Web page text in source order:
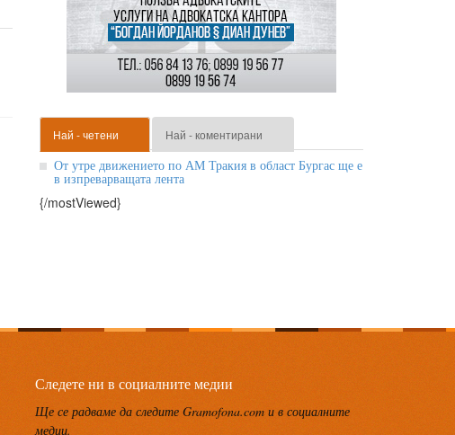
Най - четени Най - коментирани
От утре движението по АМ Тракия в област Бургас ще е
в изпреварващата лента
{/mostViewed}
Следете ни в социалните медии
Ще се радваме да следите Gramofona.com и в социалните
медии.